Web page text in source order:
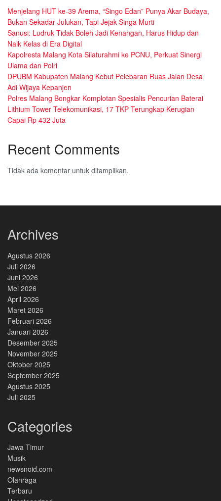
Menjelang HUT ke-39 Arema, “Singo Edan” Punya Akar Budaya,
Bukan Sekadar Julukan, Tapi Jejak Singa Murti
Sanusi: Ludruk Tidak Boleh Jadi Kenangan, Harus Hidup dan
Naik Kelas di Era Digital
Kapolresta Malang Kota Silaturahmi ke PCNU, Perkuat Sinergi
Ulama dan Polri
DPUBM Kabupaten Malang Kebut Pelebaran Ruas Jalan Desa
Adi Wijaya Kepanjen
Polres Malang Bongkar Komplotan Spesialis Pencurian Baterai
Lithium Tower Telekomunikasi, 17 TKP Terungkap Kerugian
Capai Rp 432 Juta
Recent Comments
Tidak ada komentar untuk ditampilkan.
Archives
Agustus 2026
Juli 2026
Juni 2026
Mei 2026
April 2026
Maret 2026
Februari 2026
Januari 2026
Desember 2025
November 2025
Oktober 2025
September 2025
Agustus 2025
Juli 2025
Categories
Jawa Timur
Musik
newsnoid.com
Olahraga
Terbaru